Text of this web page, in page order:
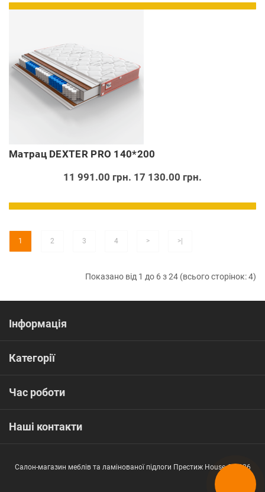
Матрац DEXTER PRO 140*200
11 991.00 грн. 17 130.00 грн.
1 2 3 4 > >|
Показано від 1 до 6 з 24 (всього сторінок: 4)
Інформація
Категорії
Час роботи
Наші контакти
Салон-магазин меблів та ламінованої підлоги Престиж House © 2026